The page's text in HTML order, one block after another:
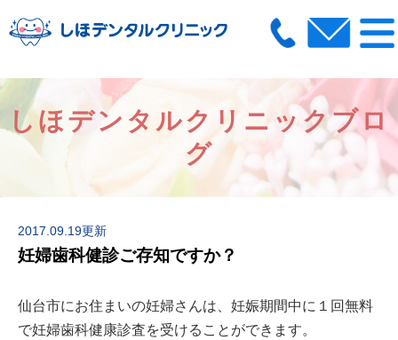
しほデンタルクリニックブロ
グ
2017.09.19更新
妊婦歯科健診ご存知ですか？
仙台市にお住まいの妊婦さんは、妊娠期間中に１回無料
で妊婦歯科健康診査を受けることができます。